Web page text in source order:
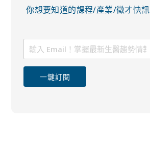
你想要知道的課程/產業/徵才快訊
一鍵訂閱